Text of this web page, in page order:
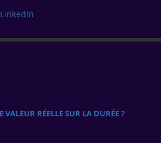
LinkedIn
VALEUR RÉELLE SUR LA DURÉE ?